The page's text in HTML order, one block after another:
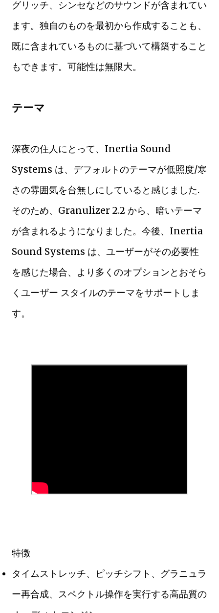
グリッチ、シンセなどのサウンドが含まれてい
ます。独自のものを最初から作成することも、
既に含まれているものに基づいて構築すること
もできます。可能性は無限大。
テーマ
深夜の住人にとって、Inertia Sound
Systems は、デフォルトのテーマが低照度/寒
さの雰囲気を台無しにしていると感じました.
そのため、Granulizer 2.2 から、暗いテーマ
が含まれるようになりました。今後、Inertia
Sound Systems は、ユーザーがその必要性
を感じた場合、より多くのオプションとおそら
くユーザー スタイルのテーマをサポートしま
す。
特徴
タイムストレッチ、ピッチシフト、グラニュラ
ー再合成、スペクトル操作を実行する高品質の